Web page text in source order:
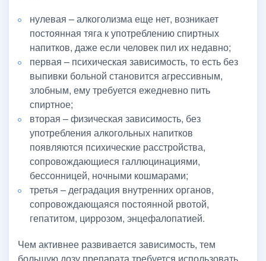
нулевая – алкоголизма еще нет, возникает
постоянная тяга к употреблению спиртных
напитков, даже если человек пил их недавно;
первая – психическая зависимость, то есть без
выпивки больной становится агрессивным,
злобным, ему требуется ежедневно пить
спиртное;
вторая – физическая зависимость, без
употребления алкогольных напитков
появляются психические расстройства,
сопровождающиеся галлюцинациями,
бессонницей, ночными кошмарами;
третья – деградация внутренних органов,
сопровождающаяся постоянной рвотой,
гепатитом, циррозом, энцефалопатией.
Чем активнее развивается зависимость, тем